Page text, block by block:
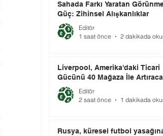
Sahada Farkı Yaratan
Güç: Zihinsel Alışkanlıklar
Editör
1 saat önce
2 dakikada
Liverpool, Amerika'daki Ticari
Gücünü 40 Mağaza İle
Editör
2 saat önce
1 dakikada
Rusya, küresel futbol